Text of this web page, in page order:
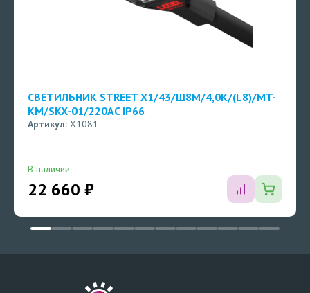
СВЕТИЛЬНИК STREET X1/43/Ш8M/4,0K/(L8)/MT-
КМ/SKX-01/220AC IP66
Артикул: X1081
В наличии
22 660 ₽